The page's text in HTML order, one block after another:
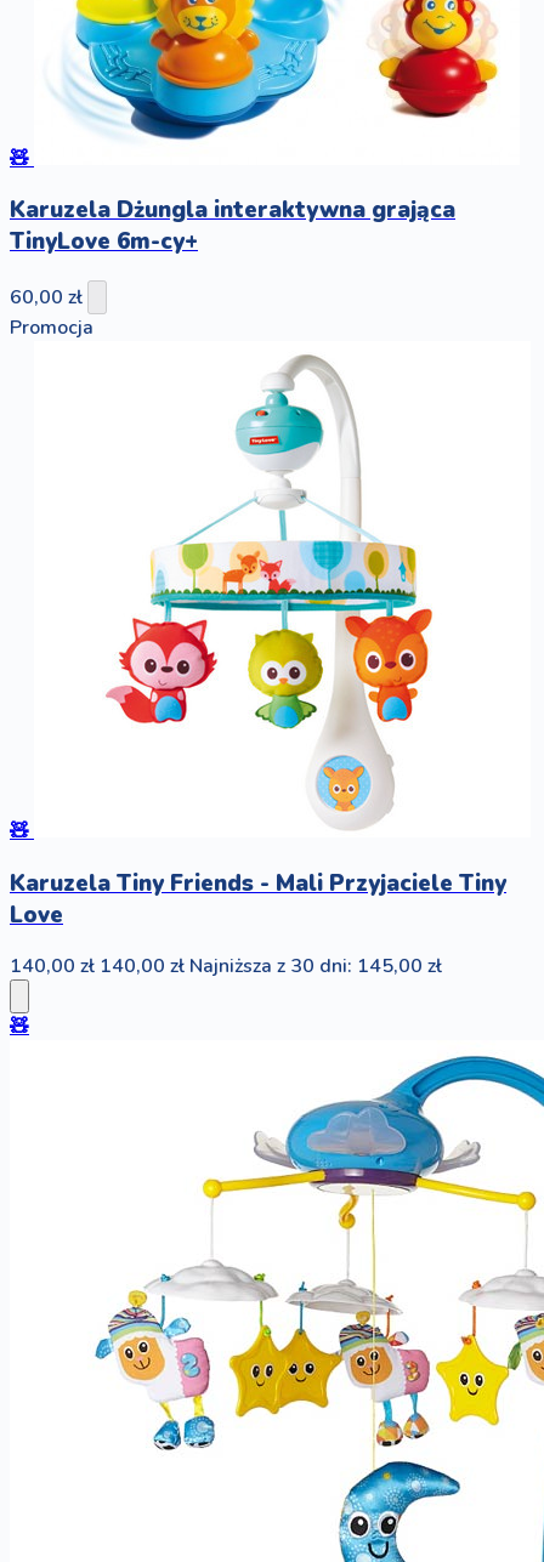
🧸
Karuzela Dżungla interaktywna grająca
TinyLove 6m-cy+
60,00 zł
Promocja
🧸
Karuzela Tiny Friends - Mali Przyjaciele Tiny
Love
140,00 zł 140,00 zł Najniższa z 30 dni: 145,00 zł
🧸